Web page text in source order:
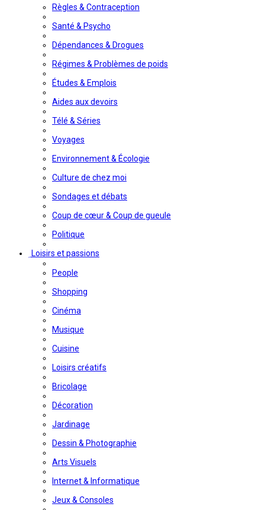
Règles & Contraception
Santé & Psycho
Dépendances & Drogues
Régimes & Problèmes de poids
Études & Emplois
Aides aux devoirs
Télé & Séries
Voyages
Environnement & Écologie
Culture de chez moi
Sondages et débats
Coup de cœur & Coup de gueule
Politique
Loisirs et passions
People
Shopping
Cinéma
Musique
Cuisine
Loisirs créatifs
Bricolage
Décoration
Jardinage
Dessin & Photographie
Arts Visuels
Internet & Informatique
Jeux & Consoles